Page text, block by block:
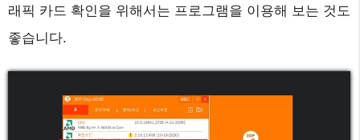
래픽 카드 확인을 위해서는 프로그램을 이용해 보는 것도
좋습니다.